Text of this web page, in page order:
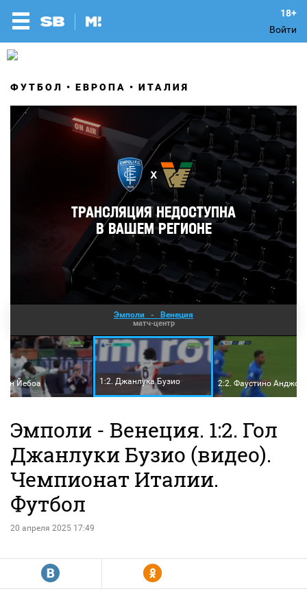
Войти
ФУТБОЛ ЕВРОПА ИТАЛИЯ
Эмполи - Венеция
матч-центр
Йебоа 1:2. Джанлука Бузио 2:2. Фаустино
Эмполи - Венеция. 1:2. Гол
Джанлуки Бузио (видео).
Чемпионат Италии.
Футбол
20 апреля 2025 17:49
R Y